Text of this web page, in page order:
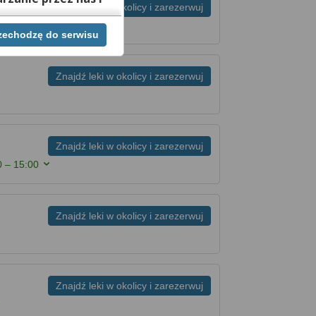
Znajdź leki w okolicy i zarezerwuj
Znajdź leki w okolicy i zarezerwuj
Znajdź leki w okolicy i zarezerwuj
– 15:00
Znajdź leki w okolicy i zarezerwuj
Znajdź leki w okolicy i zarezerwuj
chwili cofnąć,
Jeżeli chcesz
tego dokonać
do serwisu